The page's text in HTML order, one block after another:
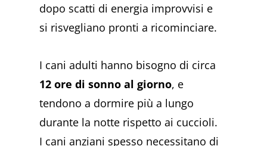
dopo scatti di energia improvvisi e
si risvegliano pronti a ricominciare.
I cani adulti hanno bisogno di circa
12 ore di sonno al giorno, e
tendono a dormire più a lungo
durante la notte rispetto ai cuccioli.
I cani anziani spesso necessitano di